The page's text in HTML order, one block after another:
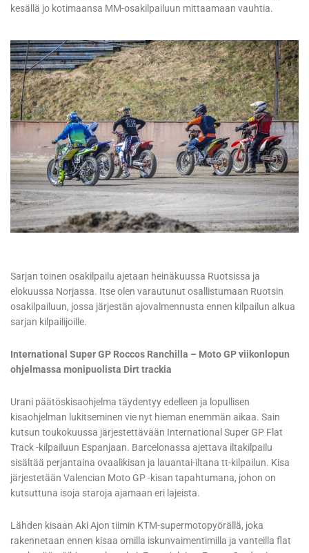
kesällä jo kotimaansa MM-osakilpailuun mittaamaan vauhtia.
Sarjan toinen osakilpailu ajetaan heinäkuussa Ruotsissa ja
elokuussa Norjassa. Itse olen varautunut osallistumaan Ruotsin
osakilpailuun, jossa järjestän ajovalmennusta ennen kilpailun alkua
sarjan kilpailijoille.
International Super GP Roccos Ranchilla – Moto GP viikonlopun
ohjelmassa monipuolista Dirt trackia
Urani päätöskisaohjelma täydentyy edelleen ja lopullisen
kisaohjelman lukitseminen vie nyt hieman enemmän aikaa. Sain
kutsun toukokuussa järjestettävään International Super GP Flat
Track -kilpailuun Espanjaan. Barcelonassa ajettava iltakilpailu
sisältää perjantaina ovaalikisan ja lauantai-iltana tt-kilpailun. Kisa
järjestetään Valencian Moto GP -kisan tapahtumana, johon on
kutsuttuna isoja staroja ajamaan eri lajeista.
Lähden kisaan Aki Ajon tiimin KTM-supermotopyörällä, joka
rakennetaan ennen kisaa omilla iskunvaimentimilla ja vanteilla flat